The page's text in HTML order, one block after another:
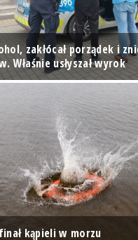
zakłócał porządek i
Właśnie usłyszał wyrok
kąpieli w morzu